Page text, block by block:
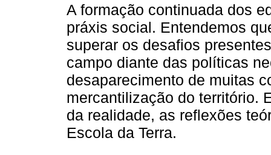
A formação continuada dos
práxis social. Entendemos
superar os desafios
campo diante das políticas
desaparecimento de muitas
mercantilização do território.
da realidade, as reflexões
Escola da Terra.